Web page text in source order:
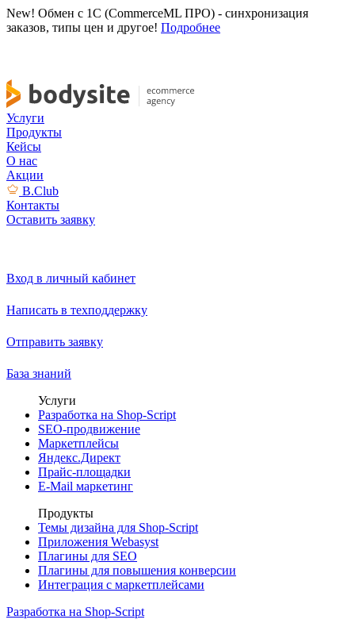
New! Обмен с 1С (CommerceML ПРО) - синхронизация
заказов, типы цен и другое! Подробнее
Услуги
Продукты
Кейсы
О нас
Акции
B.Club
Контакты
Оставить заявку
Вход в личный кабинет
Написать в техподдержку
Отправить заявку
База знаний
Услуги
Разработка на Shop-Script
SEO-продвижение
Маркетплейсы
Яндекс.Директ
Прайс-площадки
E-Mail маркетинг
Продукты
Темы дизайна для Shop-Script
Приложения Webasyst
Плагины для SEO
Плагины для повышения конверсии
Интеграция с маркетплейсами
Разработка на Shop-Script